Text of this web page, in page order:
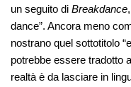
un seguito di Breakdance
dance”. Ancora meno
nostrano quel sottotitolo
potrebbe essere tradotto
realtà è da lasciare in